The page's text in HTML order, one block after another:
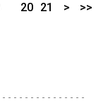
20 21 > >>